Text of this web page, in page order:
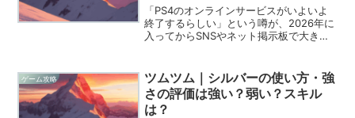
「PS4のオンラインサービスがいよいよ
終了するらしい」という噂が、2026年に
入ってからSNSやネット掲示板で大きな
と、不安を感じている方も多いのではな
いでしょうか。結...
ゲーム攻略
ツムツム｜シルバーの使い方・強
さの評価は強い？弱い？スキル
は？